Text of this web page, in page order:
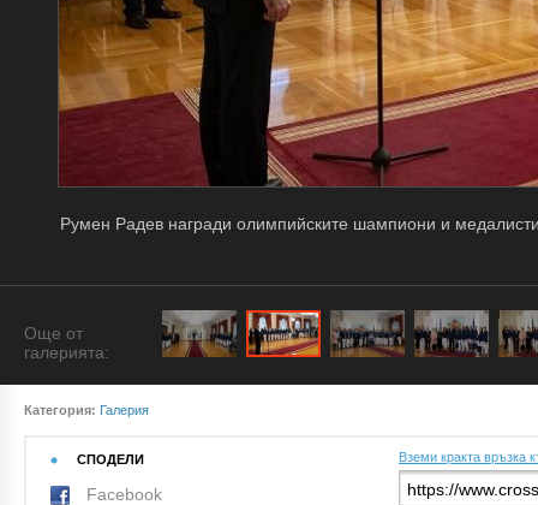
Румен Радев награди олимпийските шампиони и
Още от
галерията:
Категория: Галерия
СПОДЕЛИ
Facebook
Вземи кракта връзка